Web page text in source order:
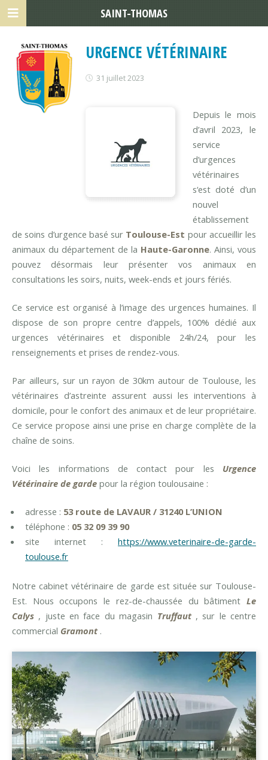
URGENCE VÉTÉRINAIRE
31 juillet 2023
Depuis le mois
d’avril 2023, le
service
d’urgences
vétérinaires
s‘est doté d’un
nouvel
établissement
de soins d’urgence basé sur Toulouse-Est pour accueillir les
animaux du département de la Haute-Garonne. Ainsi, vous
pouvez désormais leur présenter vos animaux en
consultations les soirs, nuits, week-ends et jours fériés.
Ce service est organisé à l’image des urgences humaines. Il
dispose de son propre centre d’appels, 100% dédié aux
urgences vétérinaires et disponible 24h/24, pour les
renseignements et prises de rendez-vous.
Par ailleurs, sur un rayon de 30km autour de Toulouse, les
vétérinaires d’astreinte assurent aussi les interventions à
domicile, pour le confort des animaux et de leur propriétaire.
Ce service propose ainsi une prise en charge complète de la
chaîne de soins.
Voici les informations de contact pour les Urgence
Vétérinaire de garde pour la région toulousaine :
adresse : 53 route de LAVAUR / 31240 L’UNION
téléphone : 05 32 09 39 90
site internet : https://www.veterinaire-de-garde-
toulouse.fr
Notre cabinet vétérinaire de garde est située sur Toulouse-
Est. Nous occupons le rez-de-chaussée du bâtiment Le
Calys , juste en face du magasin Truffaut , sur le centre
commercial Gramont .
SAINT-THOMAS